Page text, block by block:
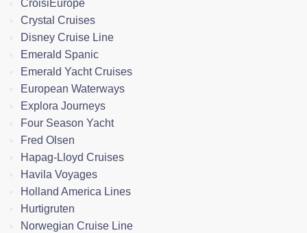
CroisiEurope
Crystal Cruises
Disney Cruise Line
Emerald Spanic
Emerald Yacht Cruises
European Waterways
Explora Journeys
Four Season Yacht
Fred Olsen
Hapag-Lloyd Cruises
Havila Voyages
Holland America Lines
Hurtigruten
Norwegian Cruise Line